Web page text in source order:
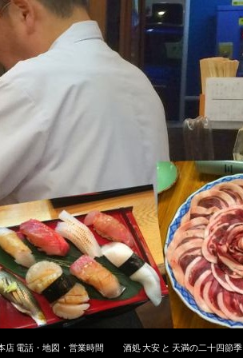
店 電話・地図・営業時間 酒処 大安 と 天満の二十四節季